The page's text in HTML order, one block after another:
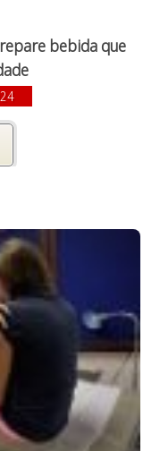
bebida que